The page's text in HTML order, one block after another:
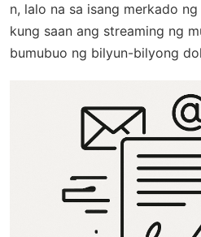
n, lalo na sa isang merkado
kung saan ang streaming ng
bumubuo ng bilyun-bilyong